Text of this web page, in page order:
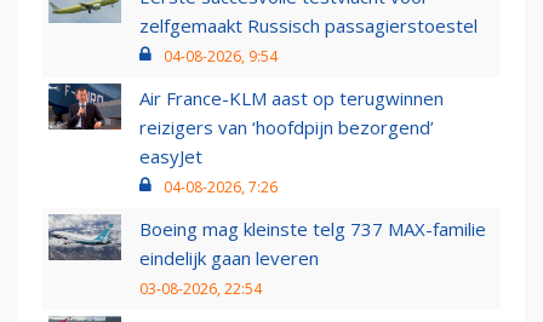
zelfgemaakt Russisch passagierstoestel
04-08-2026, 9:54
Air France-KLM aast op terugwinnen
reizigers van ‘hoofdpijn bezorgend’
easyJet
04-08-2026, 7:26
Boeing mag kleinste telg 737 MAX-familie
eindelijk gaan leveren
03-08-2026, 22:54